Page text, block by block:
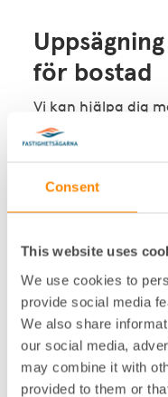
Consent
This website uses
We use cookies to
provide social media
We also share
our social media,
may combine it with
provided to them or
för bostad
Vi kan hjälpa dig
Upprättande av
Uppsägning till
exempelvis
Uppsägning i
eller genom
obetalda hyror,